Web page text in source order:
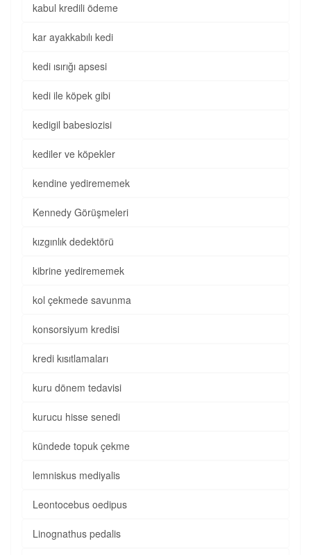
kabul kredili ödeme
kar ayakkabılı kedi
kedi ısırığı apsesi
kedi ile köpek gibi
kedigil babesiozisi
kediler ve köpekler
kendine yedirememek
Kennedy Görüşmeleri
kızgınlık dedektörü
kibrine yedirememek
kol çekmede savunma
konsorsiyum kredisi
kredi kısıtlamaları
kuru dönem tedavisi
kurucu hisse senedi
kündede topuk çekme
lemniskus mediyalis
Leontocebus oedipus
Linognathus pedalis